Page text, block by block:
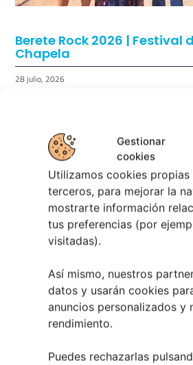
Gestionar
cookies
Utilizamos cookies propias
terceros, para mejorar la
mostrarte información
tus preferencias (por
visitadas).
Así mismo, nuestros
datos y usarán cookies
anuncios personalizados y
rendimiento.
Puedes rechazarlas
Berete Rock 2026 | Festival
Chapela
28 julio, 2026
Festival Noites Teatrais de
julio, 2026
Verano Cultural de Seixalbo
2026
A bailar! | Espectáculo en
mayo, 2026
Noticias de Pontevedraplan
agosto, 2026
El XXXII Festival
de Pontevedra reunirá a
al 7 de agosto